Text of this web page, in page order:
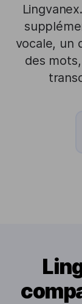
vocale, un
des